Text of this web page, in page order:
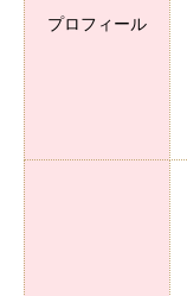
プロフィール